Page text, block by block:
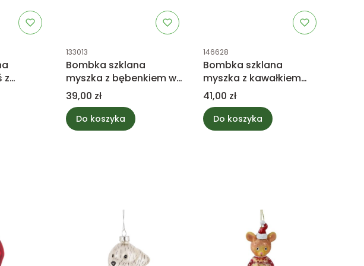
z
Kod produktu
133013
Bombka szklana
myszka z bębenkiem w
orkiestrze
Cena
39,00 zł
Do koszyka
Kod produktu
146628
Bombka szklana
myszka z kawałkiem
żółtego serka
Cena
41,00 zł
Do koszyka